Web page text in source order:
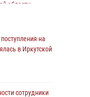
области
к
к сердцу»
и вернули
на
в Иркутской
сотрудники